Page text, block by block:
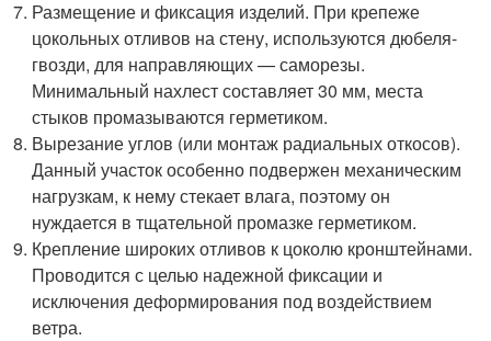
Размещение и фиксация изделий. При крепеже
цокольных отливов на стену, используются дюбеля-
гвозди, для направляющих — саморезы.
Минимальный нахлест составляет 30 мм, места
стыков промазываются герметиком.
Вырезание углов (или монтаж радиальных откосов).
Данный участок особенно подвержен механическим
нагрузкам, к нему стекает влага, поэтому он
нуждается в тщательной промазке герметиком.
Крепление широких отливов к цоколю кронштейнами.
Проводится с целью надежной фиксации и
исключения деформирования под воздействием
ветра.